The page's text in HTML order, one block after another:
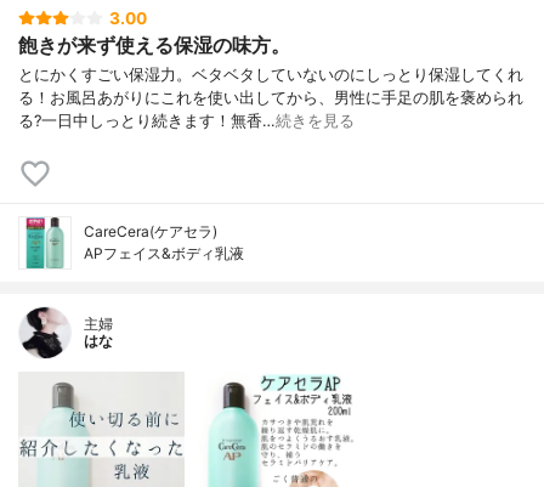
3.00
飽きが来ず使える保湿の味方。
とにかくすごい保湿力。ベタベタしていないのにしっとり保湿してくれ
る！お風呂あがりにこれを使い出してから、男性に手足の肌を褒められ
る?一日中しっとり続きます！無香…続きを見る
CareCera(ケアセラ)
APフェイス&ボディ乳液
主婦
はな